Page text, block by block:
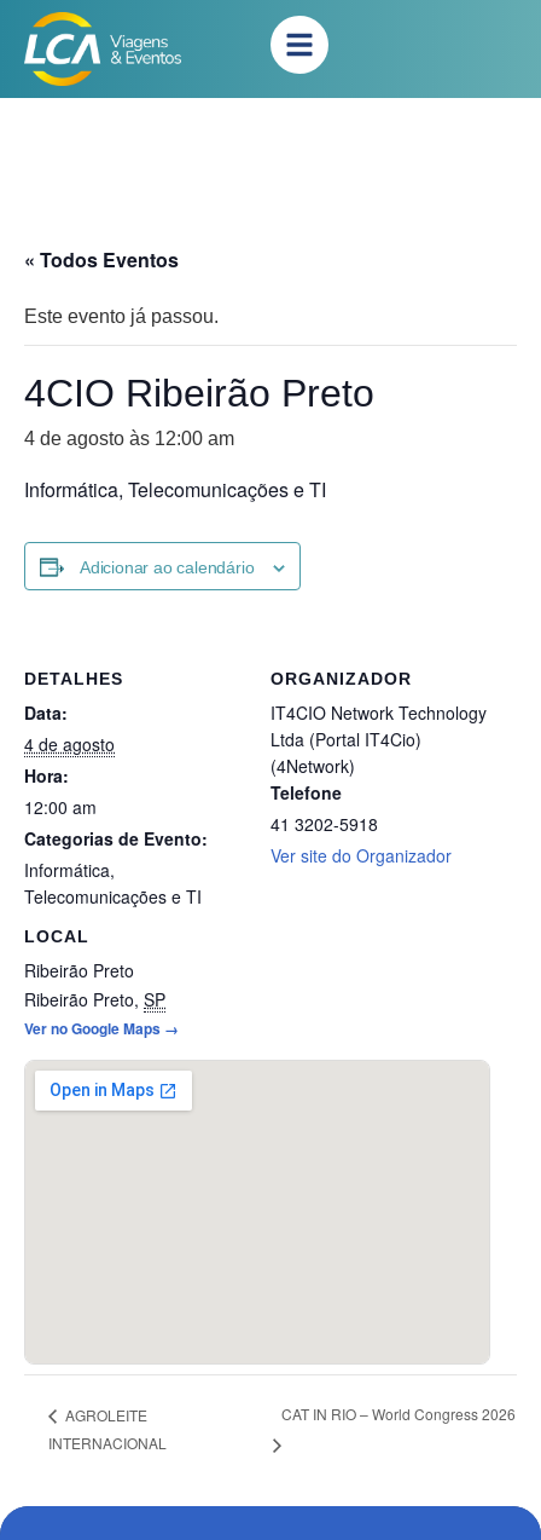
« Todos Eventos
Este evento já passou.
4CIO Ribeirão Preto
4 de agosto às 12:00 am
Informática, Telecomunicações e TI
Adicionar ao calendário
DETALHES
Data:
4 de agosto
Hora:
12:00 am
Categorias de Evento:
Informática,
Telecomunicações e TI
LOCAL
Ribeirão Preto
Ribeirão Preto, SP
Ver no Google Maps →
ORGANIZADOR
IT4CIO Network Technology
Ltda (Portal IT4Cio)
(4Network)
Telefone
41 3202-5918
Ver site do Organizador
AGROLEITE
INTERNACIONAL
CAT IN RIO – World Congress 2026